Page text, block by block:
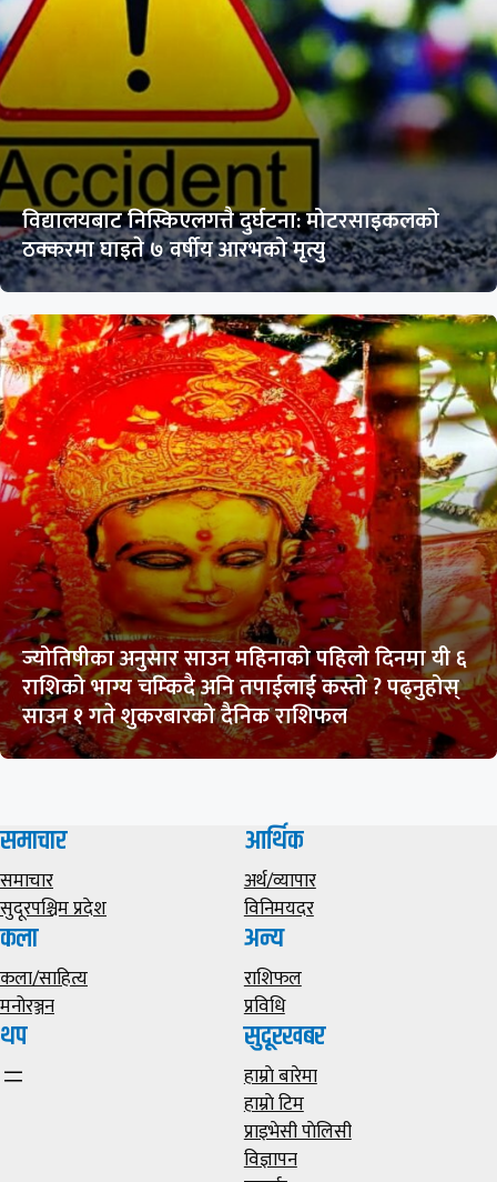
विद्यालयबाट निस्किएलगत्तै दुर्घटना: मोटरसाइकलको
ठक्करमा घाइते ७ वर्षीय आरभको मृत्यु
ज्योतिषीका अनुसार साउन महिनाको पहिलो दिनमा यी ६
राशिको भाग्य चम्किदै अनि तपाईलाई कस्तो ? पढ्नुहोस्
साउन १ गते शुकरबारको दैनिक राशिफल
समाचार
समाचार
सुदूरपश्चिम प्रदेश
आर्थिक
अर्थ/व्यापार
विनिमयदर
कला
कला/साहित्य
मनोरञ्जन
अन्य
राशिफल
प्रविधि
थप सुदूरखबर
हाम्राे बारेमा
हाम्राे टिम
प्राइभेसी पाेलिसी
विज्ञापन